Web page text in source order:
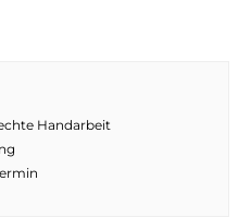
Handarbeit